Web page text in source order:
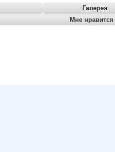
Галерея
Мне нравится